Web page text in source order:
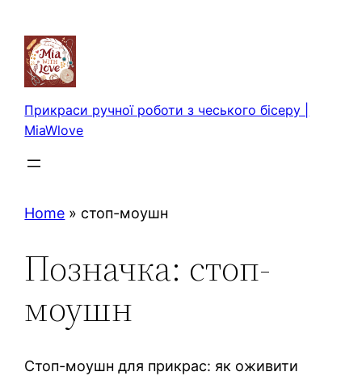
вмісту
Прикраси ручної роботи з чеського бісеру |
MiaWlove
Home » стоп-моушн
Позначка: стоп-
моушн
Стоп-моушн для прикрас: як оживити